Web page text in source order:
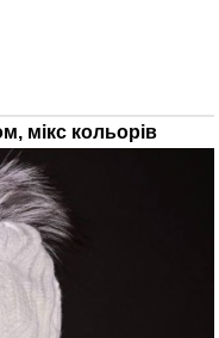
мікс кольорів